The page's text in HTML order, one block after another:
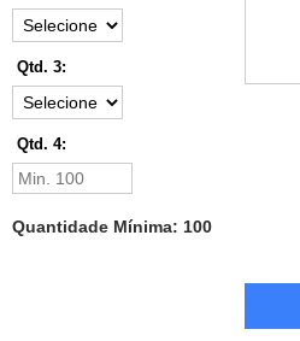
Qtd. 3:
Qtd. 4:
Quantidade Mínima: 100